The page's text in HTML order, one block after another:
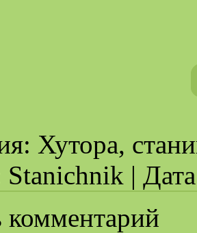
Хутора,
Stanichnik |
комментарий